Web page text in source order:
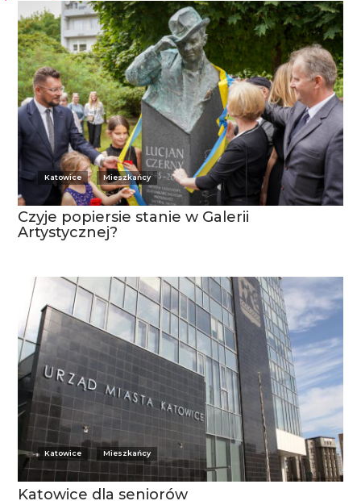
Katowice Mieszkańcy
Czyje popiersie stanie w Galerii
Artystycznej?
Katowice Mieszkańcy
Katowice dla seniorów